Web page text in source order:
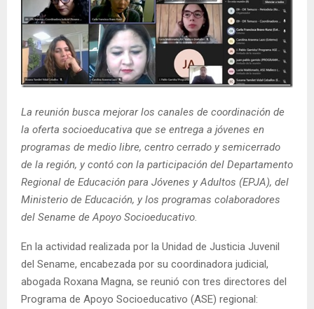
M
N
U
La reunión busca mejorar los canales de coordinación de
la oferta socioeducativa que se entrega a jóvenes en
programas de medio libre, centro cerrado y semicerrado
de la región, y contó con la participación del Departamento
Regional de Educación para Jóvenes y Adultos (EPJA), del
Ministerio de Educación, y los programas colaboradores
del Sename de Apoyo Socioeducativo.
En la actividad realizada por la Unidad de Justicia Juvenil
del Sename, encabezada por su coordinadora judicial,
abogada Roxana Magna, se reunió con tres directores del
Programa de Apoyo Socioeducativo (ASE) regional: